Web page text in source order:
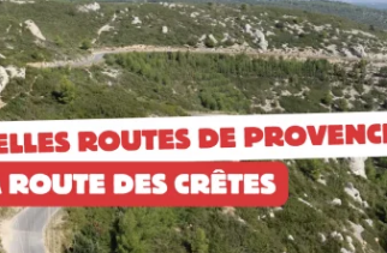
La route des Crètes Partez avec notre équipe
des plus belles routes de Provence. En famille, entre
notre région regorge de pépites. Entre ciel et mer,
découverte des routes des […]